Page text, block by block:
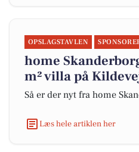
OPSLAGSTAVLEN
home
m² villa på
Så er der nyt fra home
Læs hele artiklen her